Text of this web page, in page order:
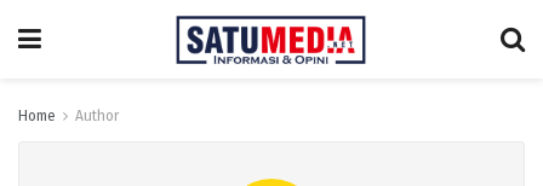
Home Author